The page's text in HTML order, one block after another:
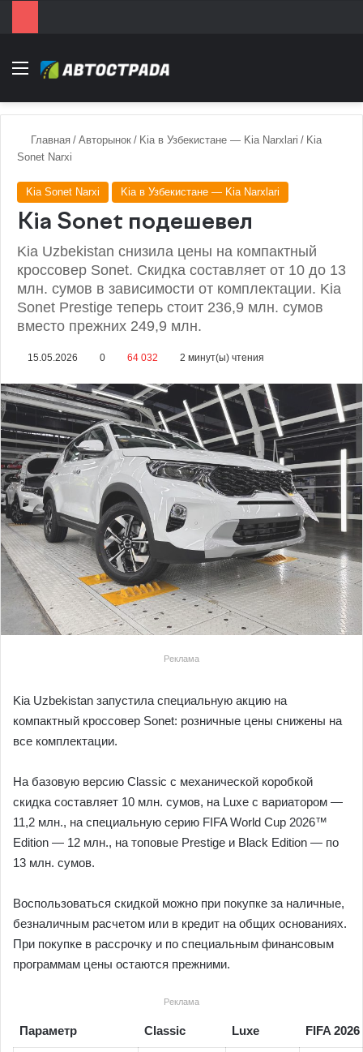
Menu
Главная / Авторынок / Kia в Узбекистане — Kia Narxlari / Kia
Sonet Narxi
Kia Sonet Narxi Kia в Узбекистане — Kia Narxlari
Kia Sonet подешевел
Kia Uzbekistan снизила цены на компактный
кроссовер Sonet. Скидка составляет от 10 до 13
млн. сумов в зависимости от комплектации. Kia
Sonet Prestige теперь стоит 236,9 млн. сумов
вместо прежних 249,9 млн.
15.05.2026 0 64 032 2 минут(ы) чтения
Реклама
Kia Uzbekistan запустила специальную акцию на
компактный кроссовер Sonet: розничные цены снижены на
все комплектации.
На базовую версию Classic с механической коробкой
скидка составляет 10 млн. сумов, на Luxe с вариатором —
11,2 млн., на специальную серию FIFA World Cup 2026™
Edition — 12 млн., на топовые Prestige и Black Edition — по
13 млн. сумов.
Воспользоваться скидкой можно при покупке за наличные,
безналичным расчетом или в кредит на общих основаниях.
При покупке в рассрочку и по специальным финансовым
программам цены остаются прежними.
Реклама
Параметр Classic Luxe FIFA 2026